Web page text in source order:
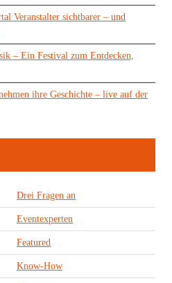
Veranstalter sichtbarer – und
– Ein Festival zum Entdecken,
ihre Geschichte – live auf der
Drei Fragen an
Eventexperten
Featured
Know-How